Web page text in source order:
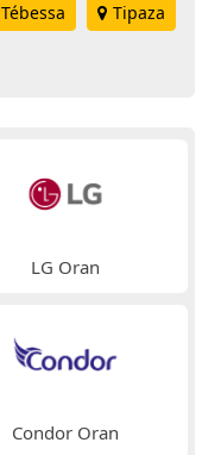
Tébessa Tipaza
LG Oran
Condor Oran